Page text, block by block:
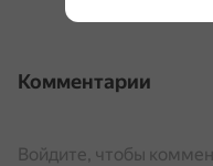
Комментарии
Войдите, чтобы